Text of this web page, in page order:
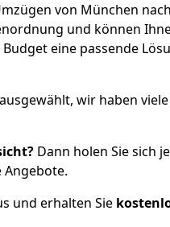
von München nach
und können
eine passende
wir haben viele
Dann holen Sie sich
und erhalten Sie